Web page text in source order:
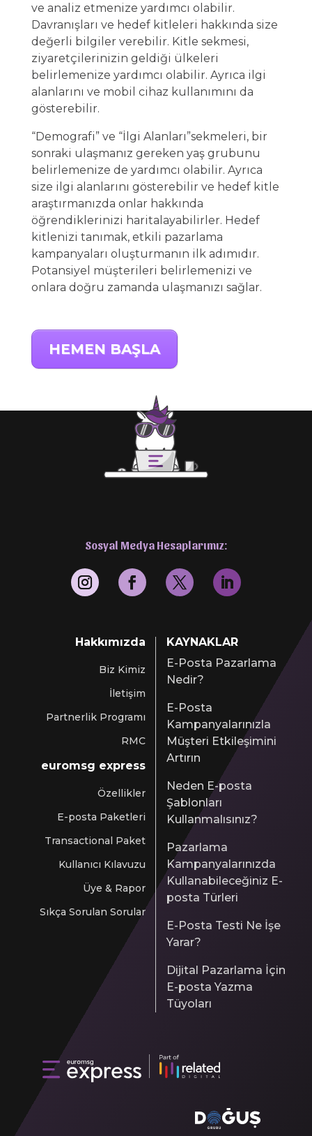
ve analiz etmenize yardımcı olabilir.
Davranışları ve hedef kitleleri hakkında size
değerli bilgiler verebilir. Kitle sekmesi,
ziyaretçilerinizin geldiği ülkeleri
belirlemenize yardımcı olabilir. Ayrıca ilgi
alanlarını ve mobil cihaz kullanımını da
gösterebilir.
“Demografi” ve “İlgi Alanları”sekmeleri, bir
sonraki ulaşmanız gereken yaş grubunu
belirlemenize de yardımcı olabilir. Ayrıca
size ilgi alanlarını gösterebilir ve hedef kitle
araştırmanızda onlar hakkında
öğrendiklerinizi haritalayabilirler. Hedef
kitlenizi tanımak, etkili pazarlama
kampanyaları oluşturmanın ilk adımıdır.
Potansiyel müşterileri belirlemenizi ve
onlara doğru zamanda ulaşmanızı sağlar.
HEMEN BAŞLA
Hakkımızda
Biz Kimiz
İletişim
Partnerlik Programı
RMC
euromsg express
Özellikler
E-posta Paketleri
Transactional Paket
Kullanıcı Kılavuzu
Üye & Rapor
Sıkça Sorulan Sorular
Sosyal Medya Hesaplarımız:
KAYNAKLAR
E-Posta Pazarlama
Nedir?
E-Posta
Kampanyalarınızla
Müşteri Etkileşimini
Artırın
Neden E-posta
Şablonları
Kullanmalısınız?
Pazarlama
Kampanyalarınızda
Kullanabileceğiniz E-
posta Türleri
E-Posta Testi Ne İşe
Yarar?
Dijital Pazarlama İçin
E-posta Yazma
Tüyoları